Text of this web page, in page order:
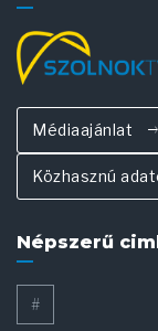
Médiaajánlat
Közhasznú
Népszerű
#